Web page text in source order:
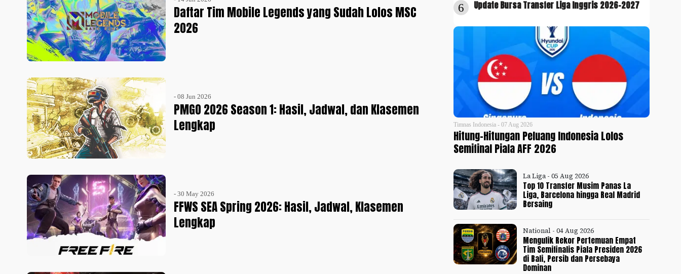
Daftar Tim Mobile Legends yang Sudah Lolos MSC
2026
- 08 Jun 2026
PMGO 2026 Season 1: Hasil, Jadwal, dan Klasemen
Lengkap
- 30 May 2026
FFWS SEA Spring 2026: Hasil, Jadwal, Klasemen
Lengkap
6 Update Bursa Transfer Liga Inggris 2026-2027
Timnas Indonesia - 07 Aug 2026
Hitung-Hitungan Peluang Indonesia Lolos
Semifinal Piala AFF 2026
La Liga - 05 Aug 2026
Top 10 Transfer Musim Panas La
Liga, Barcelona hingga Real Madrid
Bersaing
National - 04 Aug 2026
Mengulik Rekor Pertemuan Empat
Tim Semifinalis Piala Presiden 2026
di Bali, Persib dan Persebaya
Dominan